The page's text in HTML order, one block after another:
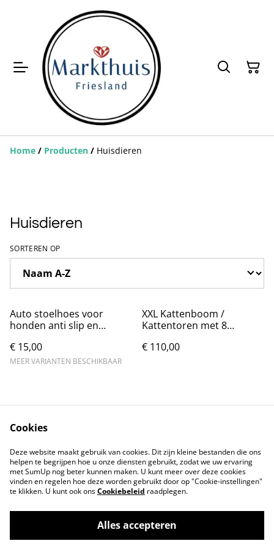
Home / Producten / Huisdieren
Huisdieren
SORTEREN OP
Auto stoelhoes voor
honden anti slip en
€ 15,00
MEER VARIANTEN BESCHIKBAAR
XXL Kattenboom /
Kattentoren met 8
€ 110,00
Contact
Voorwaarden
Privacybeleid
Cookiebeleid
©2026Markthuis Friesland
Cookies
Deze website maakt gebruik van cookies. Dit zijn kleine bestanden die ons
helpen te begrijpen hoe u onze diensten gebruikt, zodat we uw ervaring
met SumUp nog beter kunnen maken. U kunt meer over deze cookies
vinden en regelen hoe deze worden gebruikt door op "Cookie-instellingen"
te klikken. U kunt ook onsCookiebeleid raadplegen.
Alles accepteren